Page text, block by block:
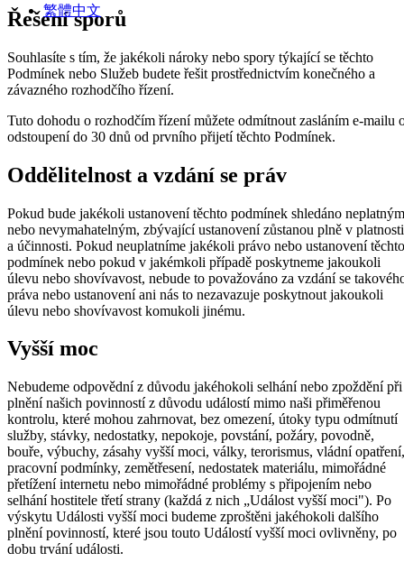
繁體中文
Řešení sporů
Souhlasíte s tím, že jakékoli nároky nebo spory týkající se těchto
Podmínek nebo Služeb budete řešit prostřednictvím konečného a
závazného rozhodčího řízení.
Tuto dohodu o rozhodčím řízení můžete odmítnout zasláním e-mailu
odstoupení do 30 dnů od prvního přijetí těchto Podmínek.
Oddělitelnost a vzdání se práv
Pokud bude jakékoli ustanovení těchto podmínek shledáno neplatným
nebo nevymahatelným, zbývající ustanovení zůstanou plně v platnosti
a účinnosti. Pokud neuplatníme jakékoli právo nebo ustanovení těchto
podmínek nebo pokud v jakémkoli případě poskytneme jakoukoli
úlevu nebo shovívavost, nebude to považováno za vzdání se
práva nebo ustanovení ani nás to nezavazuje poskytnout jakoukoli
úlevu nebo shovívavost komukoli jinému.
Vyšší moc
Nebudeme odpovědní z důvodu jakéhokoli selhání nebo zpoždění při
plnění našich povinností z důvodu událostí mimo naši přiměřenou
kontrolu, které mohou zahrnovat, bez omezení, útoky typu odmítnutí
služby, stávky, nedostatky, nepokoje, povstání, požáry, povodně,
bouře, výbuchy, zásahy vyšší moci, války, terorismus, vládní opatření,
pracovní podmínky, zemětřesení, nedostatek materiálu, mimořádné
přetížení internetu nebo mimořádné problémy s připojením nebo
selhání hostitele třetí strany (každá z nich „Událost vyšší moci"). Po
výskytu Události vyšší moci budeme zproštěni jakéhokoli dalšího
plnění povinností, které jsou touto Událostí vyšší moci ovlivněny, po
dobu trvání události.